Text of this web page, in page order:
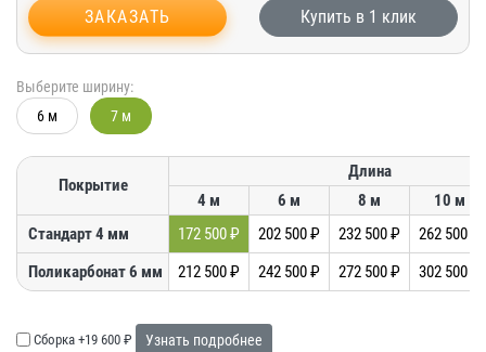
Выберите ширину:
6 м
7 м
Покрытие
Длина
4 м
6 м 8 м
10 м
Стандарт 4 мм
172 500 ₽ 202 500 ₽ 232 500 ₽
262 500 ₽
Поликарбонат 6 мм
212 500 ₽ 242 500 ₽ 272 500 ₽ 302 500 ₽
Сборка +19 600 ₽ Узнать подробнее
ЗАКАЗАТЬ Купить в 1 клик